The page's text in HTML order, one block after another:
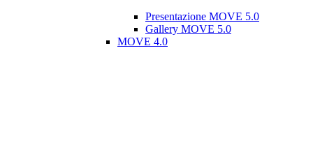
Presentazione MOVE 5.0
Gallery MOVE 5.0
MOVE 4.0